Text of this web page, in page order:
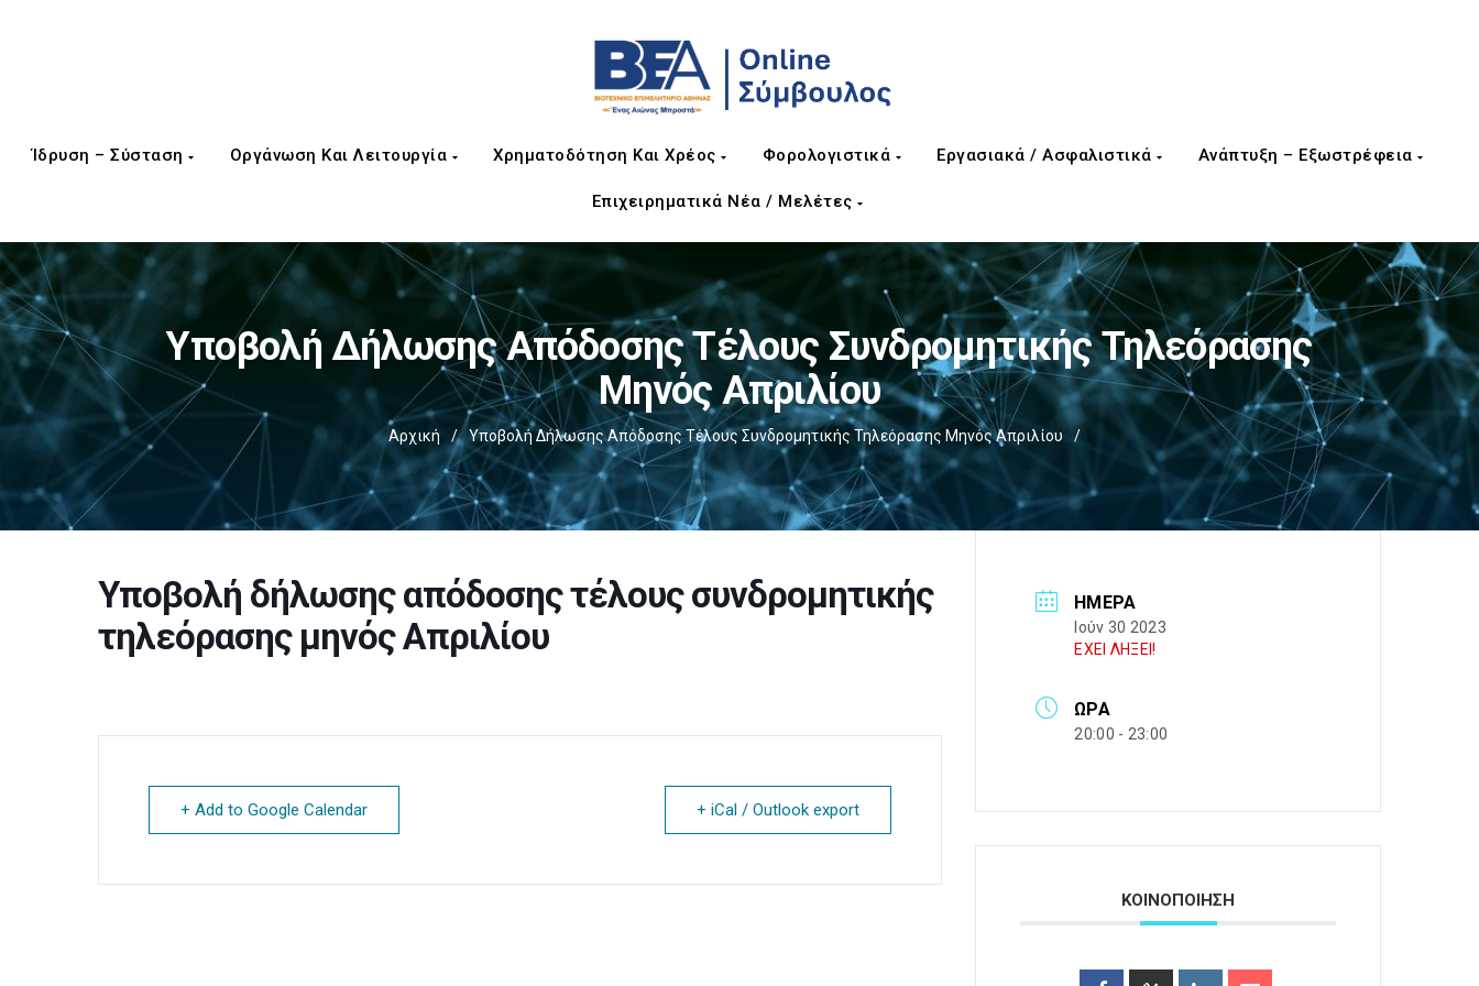
Ίδρυση – Σύσταση Οργάνωση Και Λειτουργία Χρηματοδότηση Και Χρέος Φορολογιστικά Εργασιακά / Ασφαλιστικά Ανάπτυξη – Εξωστρέφεια
Επιχειρηματικά Νέα / Μελέτες
Υποβολή Δήλωσης Απόδοσης Τέλους Συνδρομητικής Τηλεόρασης
Μηνός Απριλίου
Αρχική / Υποβολή Δήλωσης Απόδοσης Τέλους Συνδρομητικής Τηλεόρασης Μηνός Απριλίου /
Υποβολή δήλωσης απόδοσης τέλους συνδρομητικής
τηλεόρασης μηνός Απριλίου
+ Add to Google Calendar + iCal / Outlook export
ΗΜΈΡΑ
Ιούν 30 2023
ΕΧΕΙ ΛΗΞΕΙ!
ΏΡΑ
20:00 - 23:00
ΚΟΙΝΟΠΟΙΗΣΗ